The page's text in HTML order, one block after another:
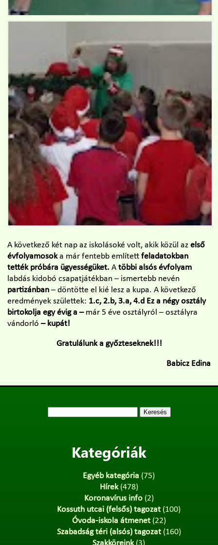
A következő két nap az iskolásoké volt, akik közül az első
évfolyamosoka már fentebb említett feladatokban
tették próbára ügyességüket. A többi alsós évfolyam
labdás kidobó csapatjátékban – ismertebb nevén
partizánban – döntötte el kié lesz a kupa. A következő
eredmények születtek: 1.c, 2.b, 3.a, 4.d Ez a négy osztály
birtokolja egy évig a –már 5 éve osztályról – osztályra
vándorló – kupát!
Gratulálunk a győzteseknek!!!
Babicz Edina
Kategóriák
Egyéb kategória (75)
Hírek(478)
Koronavírus info(2)
Kossuth utcai (felsős) tagozat(100)
Óvoda-iskola átmenet(22)
Szabadság téri (alsós) tagozat(160)